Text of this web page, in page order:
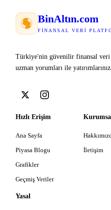
BinAltın.com
FINANSAL VERI
Türkiye'nin güvenilir finansal
uzman yorumları ile
Hızlı Erişim
Ana Sayfa
Piyasa Blogu
Grafikler
Geçmiş Veriler
İletişim
Yasal